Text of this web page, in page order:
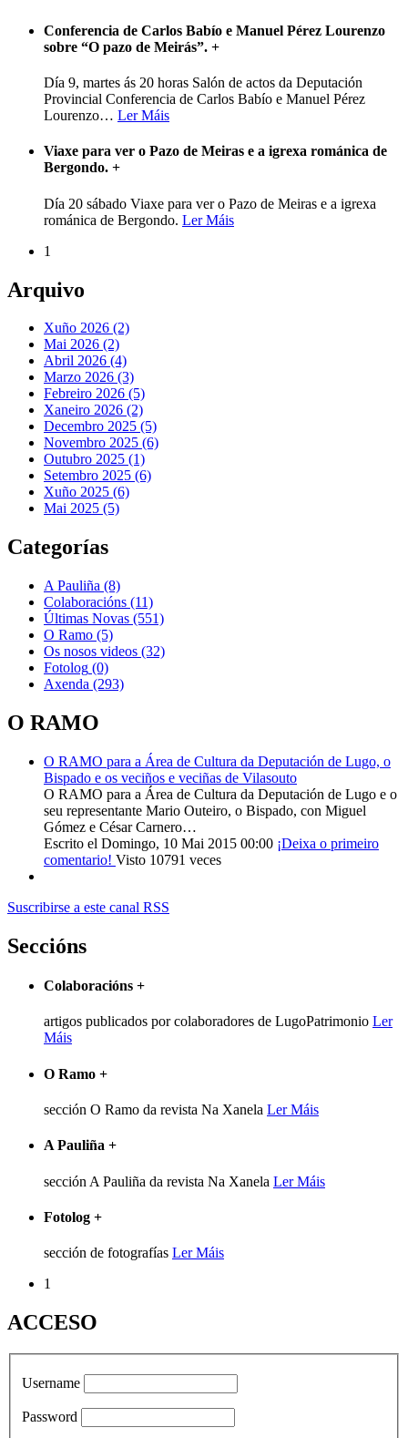
Conferencia de Carlos Babío e Manuel Pérez Lourenzo
sobre “O pazo de Meirás”. +
Día 9, martes ás 20 horas Salón de actos da Deputación
Provincial Conferencia de Carlos Babío e Manuel Pérez
Lourenzo… Ler Máis
Viaxe para ver o Pazo de Meiras e a igrexa románica de
Bergondo. +
Día 20 sábado Viaxe para ver o Pazo de Meiras e a igrexa
románica de Bergondo. Ler Máis
1
Arquivo
Xuño 2026 (2)
Mai 2026 (2)
Abril 2026 (4)
Marzo 2026 (3)
Febreiro 2026 (5)
Xaneiro 2026 (2)
Decembro 2025 (5)
Novembro 2025 (6)
Outubro 2025 (1)
Setembro 2025 (6)
Xuño 2025 (6)
Mai 2025 (5)
Categorías
A Pauliña (8)
Colaboracións (11)
Últimas Novas (551)
O Ramo (5)
Os nosos videos (32)
Fotolog (0)
Axenda (293)
O RAMO
O RAMO para a Área de Cultura da Deputación de Lugo, o
Bispado e os veciños e veciñas de Vilasouto
O RAMO para a Área de Cultura da Deputación de Lugo e o
seu representante Mario Outeiro, o Bispado, con Miguel
Gómez e César Carnero…
Escrito el Domingo, 10 Mai 2015 00:00 ¡Deixa o primeiro
comentario! Visto 10791 veces
Suscribirse a este canal RSS
Seccións
Colaboracións +
artigos publicados por colaboradores de LugoPatrimonio Ler
Máis
O Ramo +
sección O Ramo da revista Na Xanela Ler Máis
A Pauliña +
sección A Pauliña da revista Na Xanela Ler Máis
Fotolog +
sección de fotografías Ler Máis
1
ACCESO
Username
Password